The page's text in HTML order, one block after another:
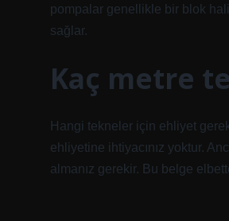
pompalar genellikle bir blok
sağlar.
Kaç metre
Hangi tekneler için ehliyet
ehliyetine ihtiyacınız yoktur.
almanız gerekir. Bu belge